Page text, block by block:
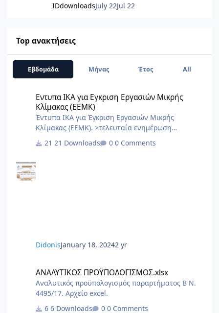
IDdownloadsJuly 22Jul 22
Top ανακτήσεις
Εβδομάδα Μήνας Έτος All
Εντυπα ΙΚΑ για Εγκριση Εργασιών Μικρής
Κλίμακας (ΕΕΜΚ)
Έντυπα ΙΚΑ για Έγκριση Εργασιών Μικρής
Κλίμακας (ΕΕΜΚ). >τελευταία ενημέρωση
10/2017< 8.Τεχνική Εκθεση I.K.A.docx
2.3.Εξουσιοδότηση αίτησης – δήλωσης
21 Downloads 0 Comments
DidonisJanuary 18, 20242 yr
ΑΝΑΛΥΤΙΚΟΣ ΠΡΟΫΠΟΛΟΓΙΣΜΟΣ.xlsx
Αναλυτικός προϋπολογισμός παραρτήματος Β Ν.
4495/17. Αρχείο excel.
6 Downloads
0 Comments